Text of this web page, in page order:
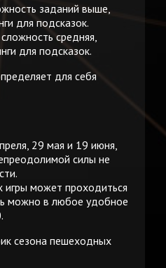
заданий выше,
для подсказок.
средняя,
для подсказок.
для себя
29 мая и 19 июня,
силы не
игры может проходиться
можно в любое удобное
сезона пешеходных